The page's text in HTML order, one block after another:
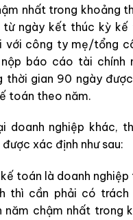
nhất trong khoảng
từ ngày kết thúc kỳ kế
công ty mẹ/tổng
báo cáo tài chính
thời gian 90 ngày
toán theo năm.
doanh nghiệp khác,
xác định như sau:
toán là doanh nghiệp
thì cần phải có trách
năm chậm nhất trong